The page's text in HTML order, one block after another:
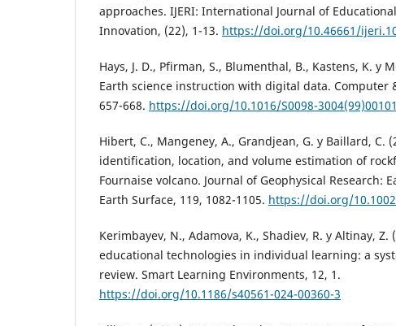
approaches. IJERI: International Journal of
Innovation, (22), 1-13. https://doi.org/10.46661/
Hays, J. D., Pfirman, S., Blumenthal, B., Kastens, K. y
Earth science instruction with digital data. Computer
657-668. https://doi.org/10.1016/S0098-
Hibert, C., Mangeney, A., Grandjean, G. y Baillard, C.
identification, location, and volume estimation of
Fournaise volcano. Journal of Geophysical Research:
Earth Surface, 119, 1082-1105. https://doi.org/
Kerimbayev, N., Adamova, K., Shadiev, R. y Altinay,
educational technologies in individual learning: a
review. Smart Learning Environments, 12, 1.
https://doi.org/10.1186/s40561-024-00360-3